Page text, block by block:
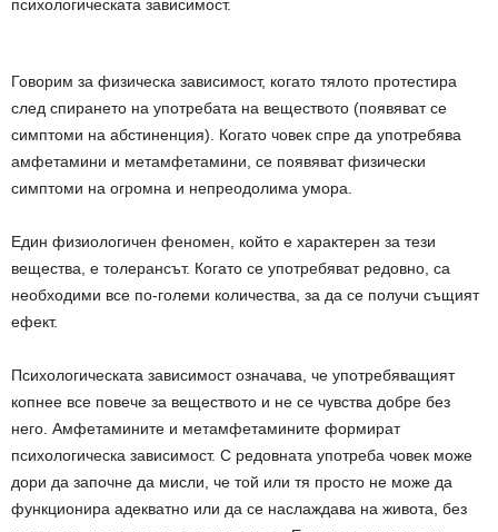
психологическата зависимост.
Говорим за физическа зависимост, когато тялото протестира
след спирането на употребата на веществото (появяват се
симптоми на абстиненция). Когато човек спре да употребява
амфетамини и метамфетамини, се появяват физически
симптоми на огромна и непреодолима умора.
Един физиологичен феномен, който е характерен за тези
вещества, е толерансът. Когато се употребяват редовно, са
необходими все по-големи количества, за да се получи същият
ефект.
Психологическата зависимост означава, че употребяващият
копнее все повече за веществото и не се чувства добре без
него. Амфетамините и метамфетамините формират
психологическа зависимост. С редовната употреба човек може
дори да започне да мисли, че той или тя просто не може да
функционира адекватно или да се наслаждава на живота, без